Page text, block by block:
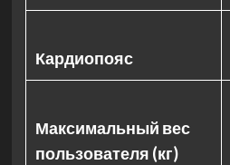
Кардиопояс
Максимальный вес
пользователя (кг)